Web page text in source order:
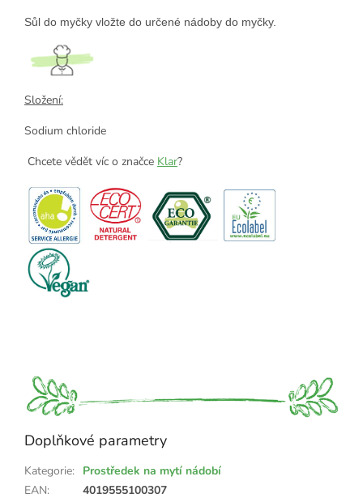
Sůl do myčky vložte do určené nádoby do myčky.
Složení:
Sodium chloride
Chcete vědět víc o značce Klar?
Doplňkové parametry
Kategorie: Prostředek na mytí nádobí
EAN: 4019555100307